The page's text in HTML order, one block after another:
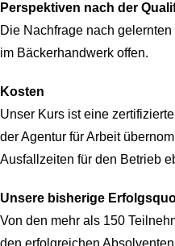
Perspektiven nach der
Die Nachfrage nach
im Bäckerhandwerk offen.
Kosten
Unser Kurs ist eine
der Agentur für Arbeit
Ausfallzeiten für den Betrieb
Unsere bisherige
Von den mehr als 150
den erfolgreichen Absolventen